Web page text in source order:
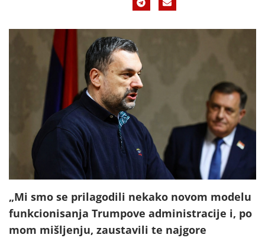
„Mi smo se prilagodili nekako novom modelu
funkcionisanja Trumpove administracije i, po
mom mišljenju, zaustavili te najgore